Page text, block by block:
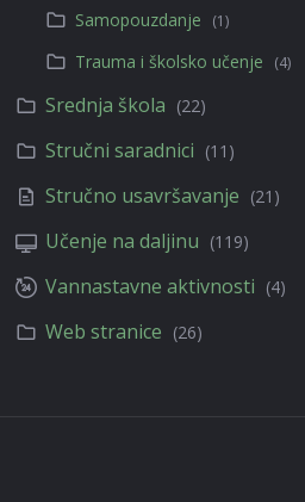
Samopouzdanje (1)
Trauma i školsko učenje (4)
Srednja škola (22)
Stručni saradnici (11)
Stručno usavršavanje (21)
Učenje na daljinu (119)
Vannastavne aktivnosti (4)
Web stranice (26)